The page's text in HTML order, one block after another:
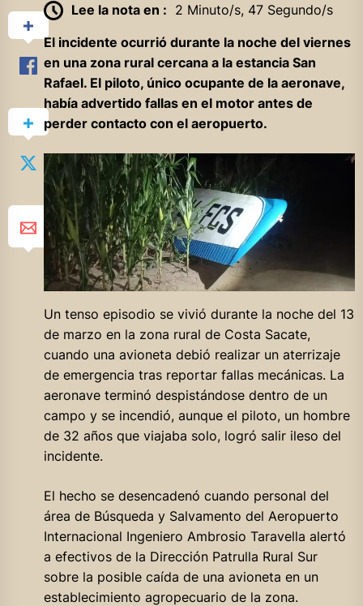
Lee la nota en : 2 Minuto/s, 47 Segundo/s
El incidente ocurrió durante la noche del viernes
en una zona rural cercana a la estancia San
Rafael. El piloto, único ocupante de la aeronave,
había advertido fallas en el motor antes de
perder contacto con el aeropuerto.
Un tenso episodio se vivió durante la noche del 13
de marzo en la zona rural de Costa Sacate,
cuando una avioneta debió realizar un aterrizaje
de emergencia tras reportar fallas mecánicas. La
aeronave terminó despistándose dentro de un
campo y se incendió, aunque el piloto, un hombre
de 32 años que viajaba solo, logró salir ileso del
incidente.
El hecho se desencadenó cuando personal del
área de Búsqueda y Salvamento del Aeropuerto
Internacional Ingeniero Ambrosio Taravella alertó
a efectivos de la Dirección Patrulla Rural Sur
sobre la posible caída de una avioneta en un
establecimiento agropecuario de la zona.